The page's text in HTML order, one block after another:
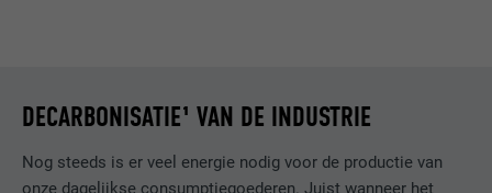
DECARBONISATIE¹ VAN DE INDUSTRIE
Nog steeds is er veel energie nodig voor de productie van
onze dagelijkse consumptiegoederen. Juist wanneer het
VERVALTIJD 1 jaar
Wordt gebruikt om ervoor te zorgen dat